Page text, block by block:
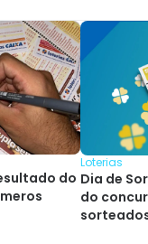
do
Loterias
Dia de
do